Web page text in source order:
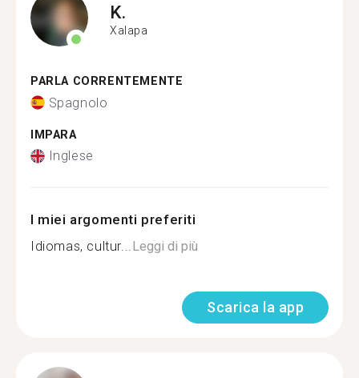
K.
Xalapa
PARLA CORRENTEMENTE
Spagnolo
IMPARA
Inglese
I miei argomenti preferiti
Idiomas, cultur...Leggi di più
Scarica la app